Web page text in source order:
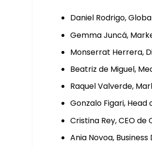
Daniel Rodri­go,
Gem­ma Jun­cá,
Mon­se­rrat Herre­ra,
Bea­triz de Miguel,
Raquel Val­ver­de,
Gon­za­lo Figa­ri,
Cris­ti­na Rey, CEO de
Ania Novoa,